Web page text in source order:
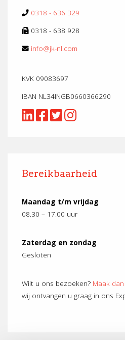
0318 - 636 329
0318 - 638 928
info@jk-nl.com
KVK 09083697
IBAN NL34INGB0660366290
Bereikbaarheid
Maandag t/m vrijdag
08.30 – 17.00 uur
Zaterdag en zondag
Gesloten
Wilt u ons bezoeken? Maak
wij ontvangen u graag in ons